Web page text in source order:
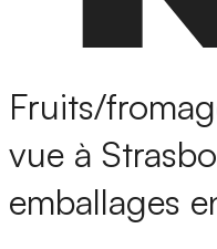
Fruits/
vue à
emballages